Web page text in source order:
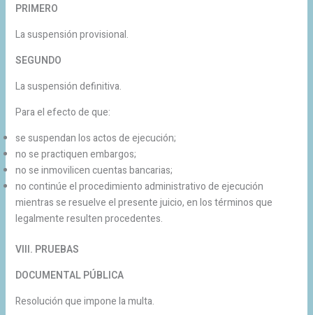
PRIMERO
La suspensión provisional.
SEGUNDO
La suspensión definitiva.
Para el efecto de que:
se suspendan los actos de ejecución;
no se practiquen embargos;
no se inmovilicen cuentas bancarias;
no continúe el procedimiento administrativo de ejecución
mientras se resuelve el presente juicio, en los términos que
legalmente resulten procedentes.
VIII. PRUEBAS
DOCUMENTAL PÚBLICA
Resolución que impone la multa.